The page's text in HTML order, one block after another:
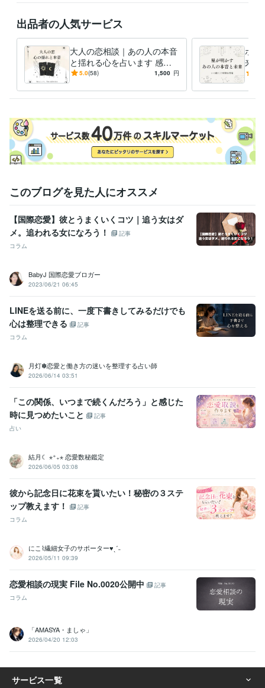
を中心に鑑定を行っております。
※できる限り早めの対応も心がけております。
▶鑑定結果のお届けについて
お届け日数は「2日以内」に設定しておりますが、平日は以下のスケジュ
ールを目安にスピード納品を心がけております。
お届け目安(平日基準)
・17時以降の受付：翌日夕方〜
※混雑状況により前後いたします。
ご不安な方はお問い合わせください
金曜日や週末にご購入いただいた場合は、週明け月曜日から順次お届け
となります。
おやすみ前などの時間にお届けすることもあるかもしれませんが
お好きなタイミングでご覧いただければと思います。
ライフスタイル・その他 / 占い師
出品者の人気サービス
大人の恋相談｜あの人の本音
と揺れる心を占います 感情
の奥にある想いをすくい上
定
5.0(58) 1,500 円
ホロ
来と
動く
定
このブログを見た人にオススメ
【国際恋愛】彼とうまくいくコツ｜追う女はダ
メ。追われる女になろう！
記事
コラム
BabyJ 国際恋愛ブロガー
2023/06/21 06:45
LINEを送る前に、一度下書きしてみるだけでも
心は整理できる
記事
コラム
月灯✽恋愛と働き方の迷いを整理する占い師
2026/06/14 03:51
「この関係、いつまで続くんだろう」と感じた
時に見つめたいこと
記事
占い
結月☾ ⋆⁺₊⋆ 恋愛数秘鑑定
2026/06/05 03:08
彼から記念日に花束を貰いたい！秘密の３ステ
ップ教えます！
記事
コラム
にこ⌇繊細女子のサポーター♥ˎˊ˗
2026/05/11 09:39
恋愛相談の現実 File No.0020公開中
記事
コラム
「AMASYA・ましゃ」
2026/04/20 12:03